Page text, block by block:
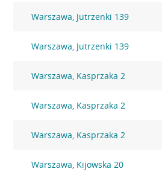
Warszawa, Jutrzenki 139
Warszawa, Jutrzenki 139
Warszawa, Kasprzaka 2
Warszawa, Kasprzaka 2
Warszawa, Kasprzaka 2
Warszawa, Kijowska 20